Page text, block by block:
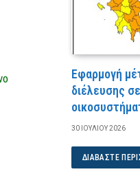
Εφαρμογή
διέλευσης
30 ΙΟΥΛΊΟΥ 2026
ΔΙΑΒΆΣΤΕ